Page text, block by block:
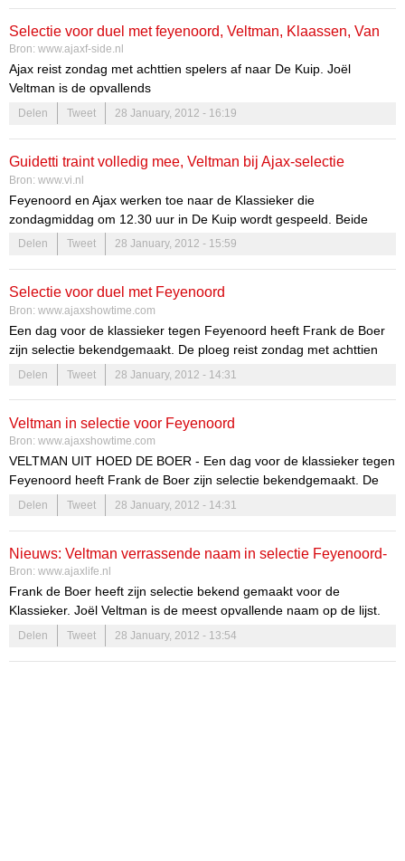
Vermeer
Bank Ajax: Lodeiro, Bulykin, Cillessen, Aissati, Ligeon, Klaassen,
Veltman
Selectie voor duel met feyenoord, Veltman, Klaassen, Van
Rhijn en Ligeon erbij
Bron: www.ajaxf-side.nl
Ajax reist zondag met achttien spelers af naar De Kuip. Joël
Veltman is de opvallends
Delen Tweet 28 January, 2012 - 16:19
Guidetti traint volledig mee, Veltman bij Ajax-selectie
Bron: www.vi.nl
Feyenoord en Ajax werken toe naar de Klassieker die
zondagmiddag om 12.30 uur in De Kuip wordt gespeeld. Beide
clubs kampten in de aanloop naar die wedstrijd met blessureleed.
Delen Tweet 28 January, 2012 - 15:59
Selectie voor duel met Feyenoord
Bron: www.ajaxshowtime.com
Een dag voor de klassieker tegen Feyenoord heeft Frank de Boer
zijn selectie bekendgemaakt. De ploeg reist zondag met achttien
spelers af naar De Kuip. De meest opvallende naam is Joël
Veltman. De jonge verdediger is erbij gehaald vanwege de vele
Denswil die de hele week heeft meegetraind met de A-selectie.
Delen Tweet 28 January, 2012 - 14:31
Veltman in selectie voor Feyenoord
Bron: www.ajaxshowtime.com
VELTMAN UIT HOED DE BOER - Een dag voor de klassieker tegen
Feyenoord heeft Frank de Boer zijn selectie bekendgemaakt. De
ploeg reist zondag met achttien spelers af naar De Kuip.
Delen Tweet 28 January, 2012 - 14:31
Nieuws: Veltman verrassende naam in selectie Feyenoord-
uit
Bron: www.ajaxlife.nl
Frank de Boer heeft zijn selectie bekend gemaakt voor de
Klassieker. Joël Veltman is de meest opvallende naam op de lijst.
De twintigjarige centrale verdediger is een onbekende voor het
grote publiek. Hij speelt in Jong Ajax en is vanwege de blessures bij
Delen Tweet 28 January, 2012 - 13:54